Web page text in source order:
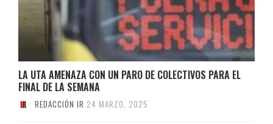
LA UTA AMENAZA CON UN PARO DE COLECTIVOS PARA EL
FINAL DE LA SEMANA
REDACCIÓN IR 24 MARZO, 2025